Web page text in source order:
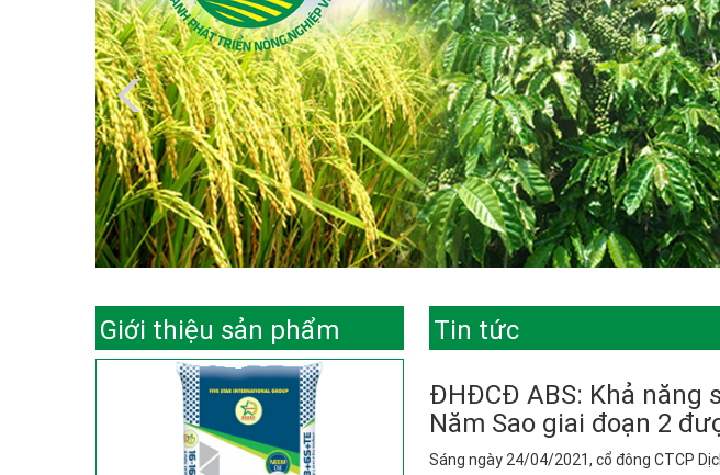
Giới thiệu sản phẩm Tin tức
ĐHĐCĐ ABS: Khả năng
Năm Sao giai đoạn 2
Sáng ngày 24/04/2021, cổ đông CTCP